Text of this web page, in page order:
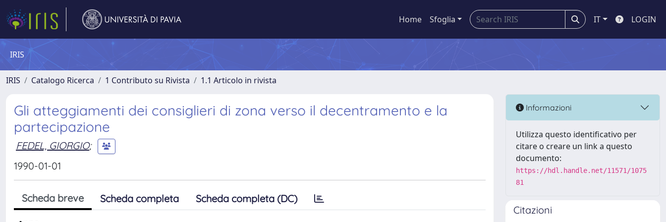
Home Sfoglia IT LOGIN
IRIS
IRIS Catalogo Ricerca 1 Contributo su Rivista 1.1 Articolo in rivista
Gli atteggiamenti dei consiglieri di zona verso il decentramento e la
partecipazione
FEDEL, GIORGIO;
1990-01-01
Scheda breve Scheda completa Scheda completa (DC)
Informazioni
Utilizza questo identificativo per
citare o creare un link a questo
documento:
https://hdl.handle.net/11571/1075
81
Citazioni